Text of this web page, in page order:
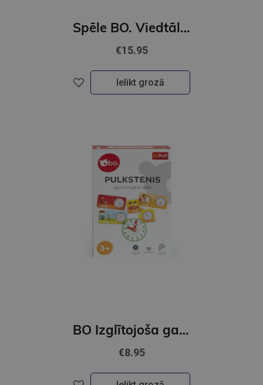
Spēle BO. Viedtālrunis LAT
€15.95
Ielikt grozā
BO Izglītojoša galda spēle "Pulkstenis"
€8.95